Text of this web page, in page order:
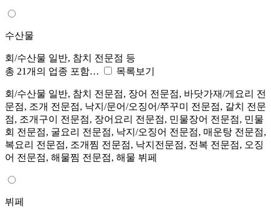
수산물
회/수산물 일반, 참치 전문점 등
총 21개의 업종 포함…
목록보기
회/수산물 일반, 참치 전문점, 장어 전문점, 바닷가재/게요리 전
문점, 조개 전문점, 낙지/문어/오징어/쭈꾸미 전문점, 갈치 전문
점, 조개구이 전문점, 장어요리 전문점, 민물장어 전문점, 민물
회 전문점, 굴요리 전문점, 낙지/오징어 전문점, 매운탕 전문점,
복요리 전문점, 조개찜 전문점, 낙지전문점, 전복 전문점, 오징
어 전문점, 해물찜 전문점, 해물 뷔페
뷔페